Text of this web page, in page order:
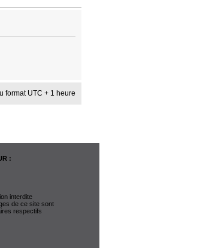
format UTC + 1 heure
:
interdite
de ce site sont
respectifs